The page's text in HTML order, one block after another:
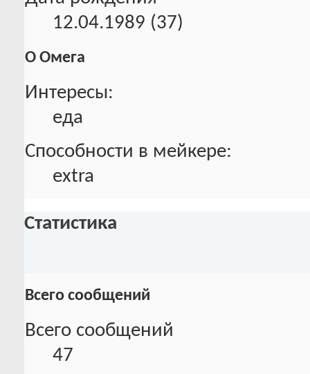
12.04.1989 (37)
О Омега
Интересы:
еда
Способности в мейкере:
extra
Статистика
Всего сообщений
Всего сообщений
47